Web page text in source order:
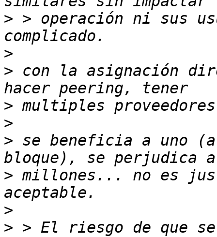
> > operación ni sus
>
> con la asignación
>
>
> se beneficia a uno
> millones... no es
>
> > El riesgo de que